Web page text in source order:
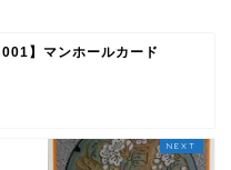
】マンホールカード